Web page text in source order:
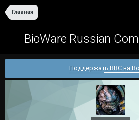
Главная
BioWare Russian
Поддержать BRC на